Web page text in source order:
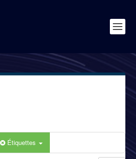
Étiquettes